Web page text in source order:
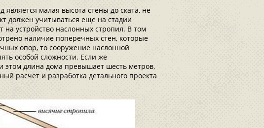
малая высота стены до ската, не
должен учитываться еще на стадии
на устройство наслонных стропил. В том
наличие поперечных стен, которые
опор, то сооружение наслонной
особой сложности. Если же
этом длина дома превышает шесть метров,
расчет и разработка детального проекта